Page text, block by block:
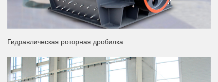
Гидравлическая роторная дробилка